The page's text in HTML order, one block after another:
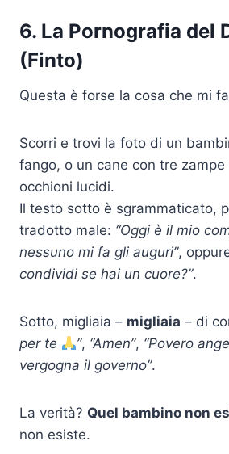
6. La Pornografia del
(Finto)
Questa è forse la cosa che mi
Scorri e trovi la foto di un
fango, o un cane con tre
occhioni lucidi.
Il testo sotto è sgrammaticato,
tradotto male: “Oggi è il mio
nessuno mi fa gli auguri”,
condividi se hai un cuore?”.
Sotto, migliaia – migliaia – di
per te
”, “Amen”, “Povero
vergogna il governo”.
La verità? Quel bambino non
non esiste.